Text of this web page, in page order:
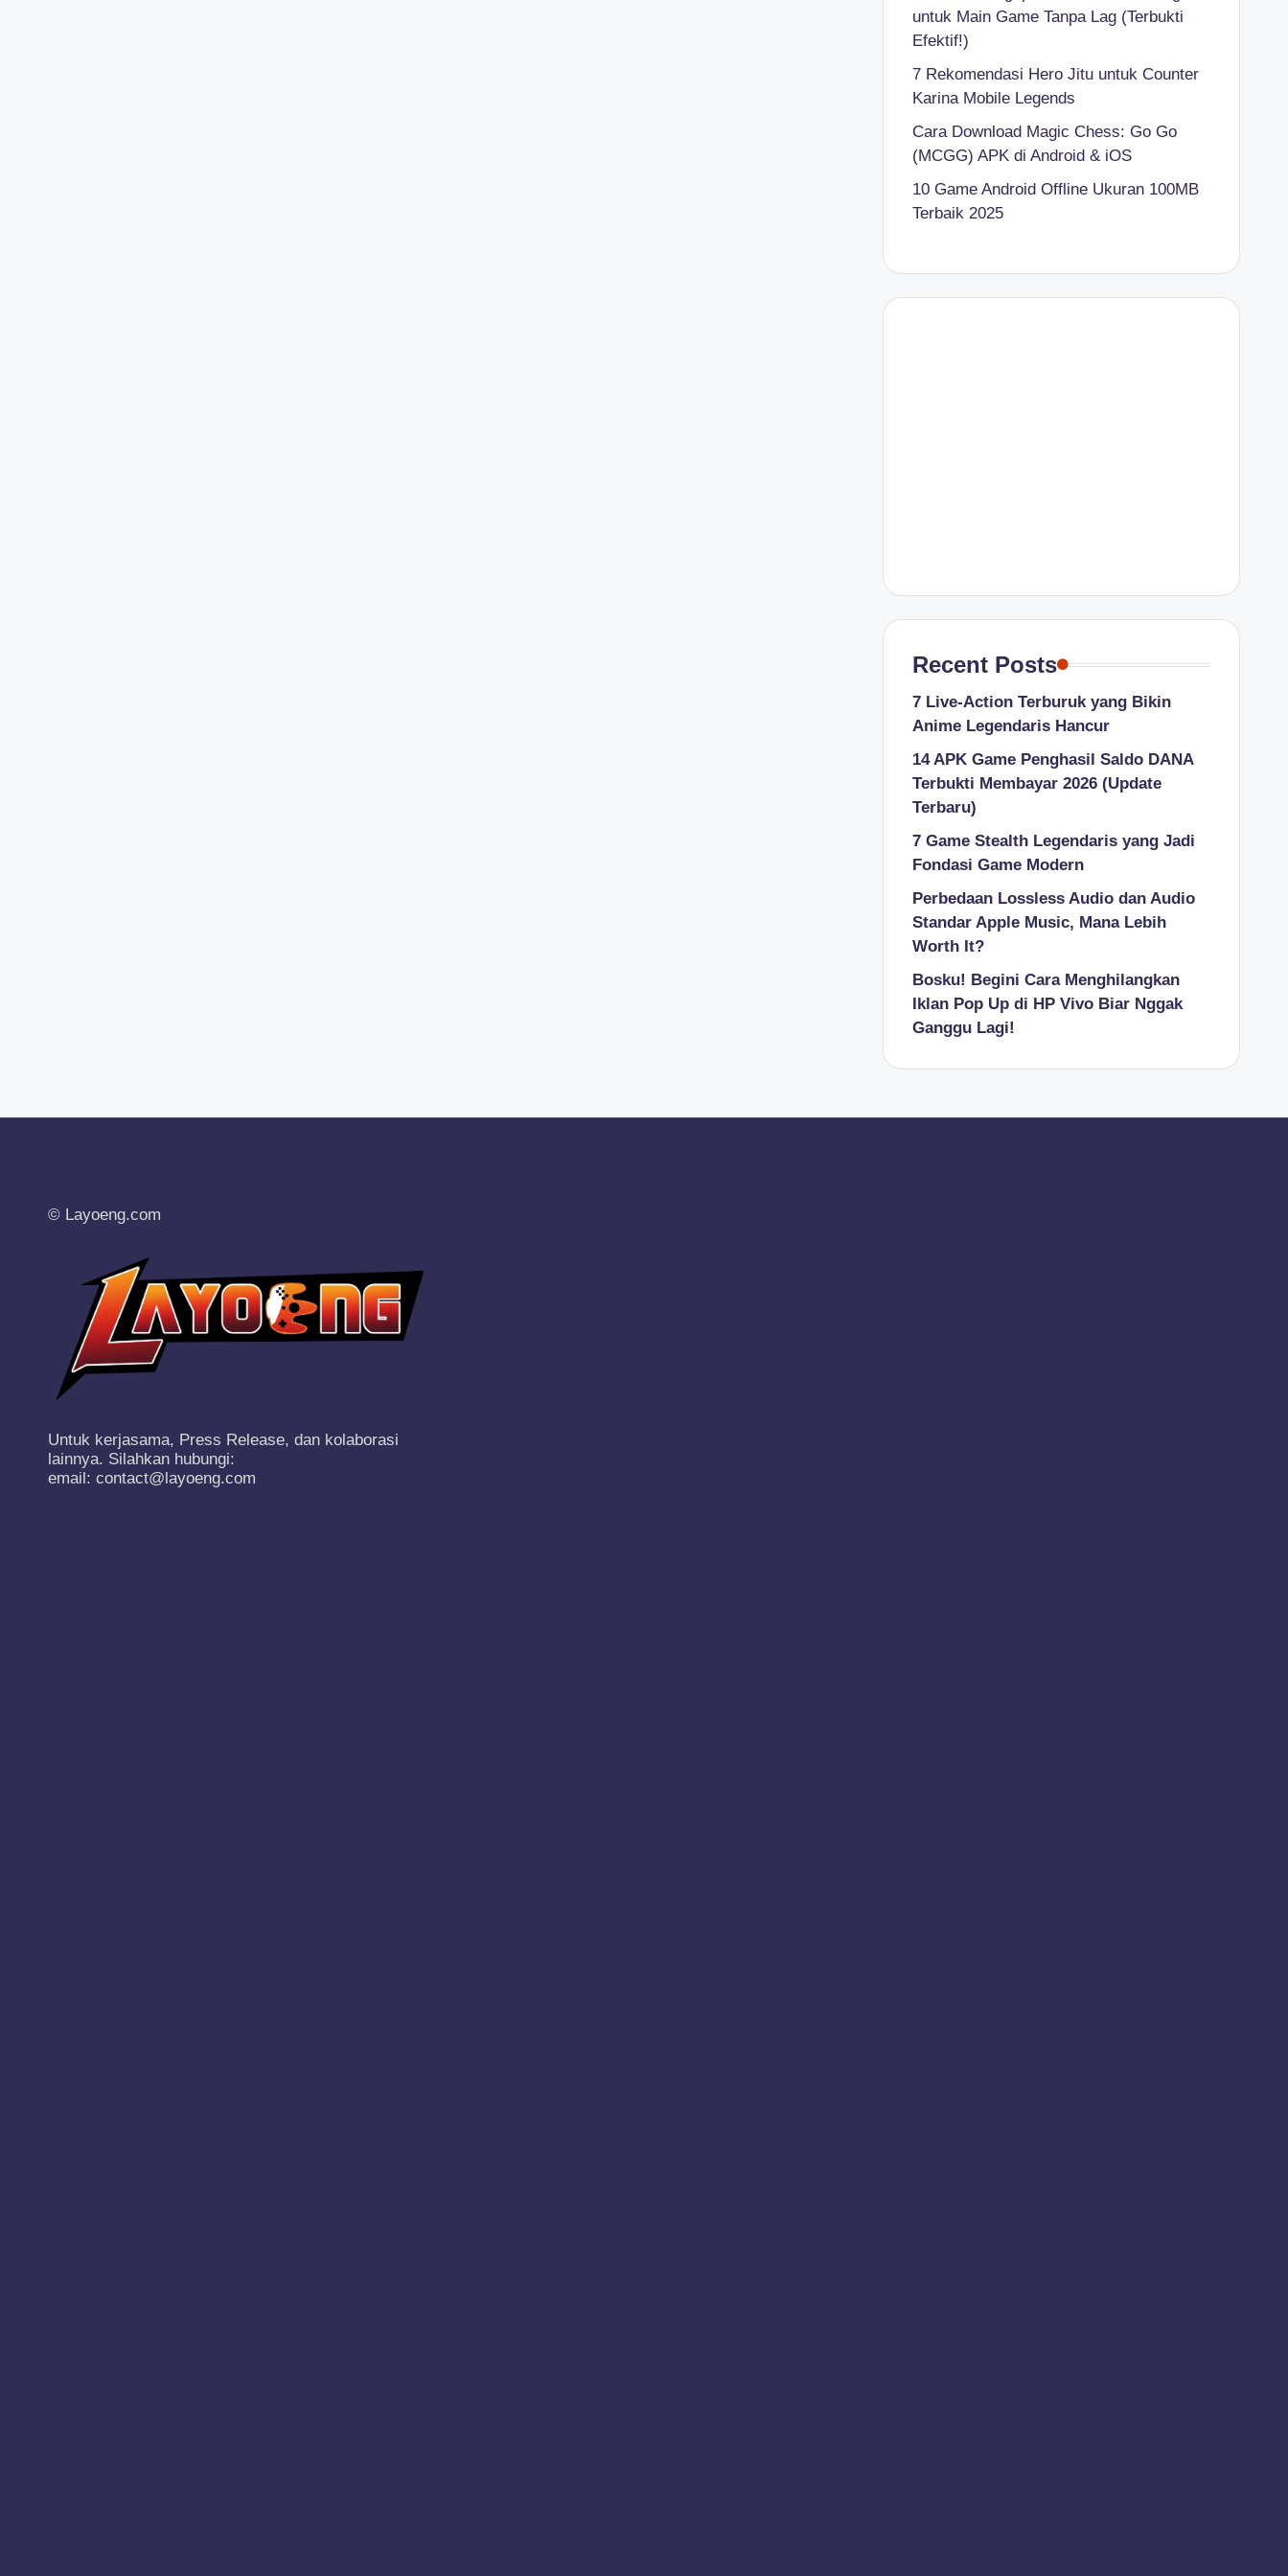
untuk Main Game Tanpa Lag (Terbukti
Efektif!)
7 Rekomendasi Hero Jitu untuk Counter
Karina Mobile Legends
Cara Download Magic Chess: Go Go
(MCGG) APK di Android & iOS
10 Game Android Offline Ukuran 100MB
Terbaik 2025
Recent Posts
7 Live-Action Terburuk yang Bikin
Anime Legendaris Hancur
14 APK Game Penghasil Saldo DANA
Terbukti Membayar 2026 (Update
Terbaru)
7 Game Stealth Legendaris yang Jadi
Fondasi Game Modern
Perbedaan Lossless Audio dan Audio
Standar Apple Music, Mana Lebih
Worth It?
Bosku! Begini Cara Menghilangkan
Iklan Pop Up di HP Vivo Biar Nggak
Ganggu Lagi!
© Layoeng.com
Untuk kerjasama, Press Release, dan kolaborasi
lainnya. Silahkan hubungi:
email: contact@layoeng.com